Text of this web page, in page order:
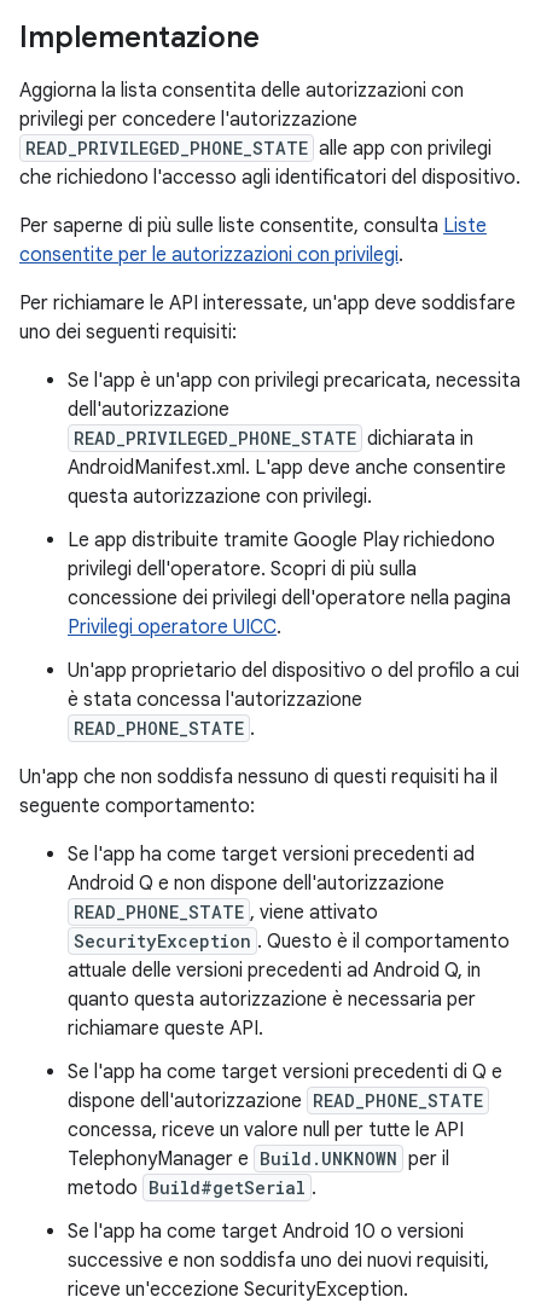
Implementazione
Aggiorna la lista consentita delle autorizzazioni con
privilegi per concedere l'autorizzazione
READ_PRIVILEGED_PHONE_STATE alle app con privilegi
che richiedono l'accesso agli identificatori del dispositivo.
Per saperne di più sulle liste consentite, consulta Liste
consentite per le autorizzazioni con privilegi.
Per richiamare le API interessate, un'app deve soddisfare
uno dei seguenti requisiti:
Se l'app è un'app con privilegi precaricata, necessita
dell'autorizzazione
READ_PRIVILEGED_PHONE_STATE dichiarata in
AndroidManifest.xml. L'app deve anche consentire
questa autorizzazione con privilegi.
Le app distribuite tramite Google Play richiedono
privilegi dell'operatore. Scopri di più sulla
concessione dei privilegi dell'operatore nella pagina
Privilegi operatore UICC.
Un'app proprietario del dispositivo o del profilo a cui
è stata concessa l'autorizzazione
READ_PHONE_STATE .
Un'app che non soddisfa nessuno di questi requisiti ha il
seguente comportamento:
Se l'app ha come target versioni precedenti ad
Android Q e non dispone dell'autorizzazione
READ_PHONE_STATE , viene attivato
SecurityException . Questo è il comportamento
attuale delle versioni precedenti ad Android Q, in
quanto questa autorizzazione è necessaria per
richiamare queste API.
Se l'app ha come target versioni precedenti di Q e
dispone dell'autorizzazione READ_PHONE_STATE
concessa, riceve un valore null per tutte le API
TelephonyManager e Build.UNKNOWN per il
metodo Build#getSerial .
Se l'app ha come target Android 10 o versioni
successive e non soddisfa uno dei nuovi requisiti,
riceve un'eccezione SecurityException.